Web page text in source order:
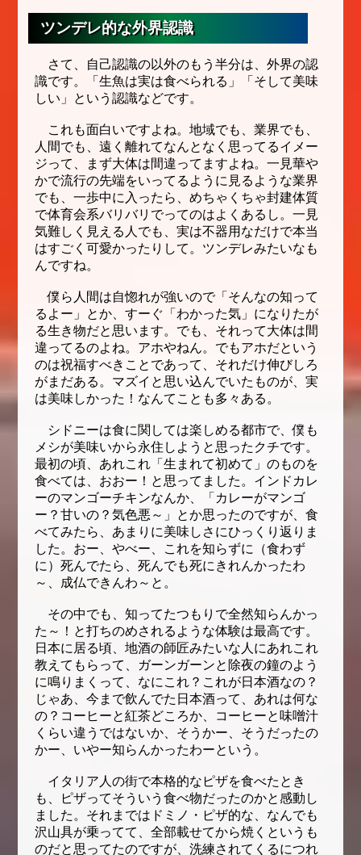
ツンデレ的な外界認識
さて、自己認識の以外のもう半分は、外界の認
識です。「生魚は実は食べられる」「そして美味
しい」という認識などです。
これも面白いですよね。地域でも、業界でも、
人間でも、遠く離れてなんとなく思ってるイメー
ジって、まず大体は間違ってますよね。一見華や
かで流行の先端をいってるように見るような業界
でも、一歩中に入ったら、めちゃくちゃ封建体質
で体育会系バリバリでってのはよくあるし。一見
気難しく見える人でも、実は不器用なだけで本当
はすごく可愛かったりして。ツンデレみたいなも
んですね。
僕ら人間は自惚れが強いので「そんなの知って
るよー」とか、すーぐ「わかった気」になりたが
る生き物だと思います。でも、それって大体は間
違ってるのよね。アホやねん。でもアホだという
のは祝福すべきことであって、それだけ伸びしろ
がまだある。マズイと思い込んでいたものが、実
は美味しかった！なんてことも多々ある。
シドニーは食に関しては楽しめる都市で、僕も
メシが美味いから永住しようと思ったクチです。
最初の頃、あれこれ「生まれて初めて」のものを
食べては、おおー！と思ってました。インドカレ
ーのマンゴーチキンなんか、「カレーがマンゴ
ー？甘いの？気色悪～」とか思ったのですが、食
べてみたら、あまりに美味しさにひっくり返りま
した。おー、やべー、これを知らずに（食わず
に）死んでたら、死んでも死にきれんかったわ
～、成仏できんわ～と。
その中でも、知ってたつもりで全然知らんかっ
た～！と打ちのめされるような体験は最高です。
日本に居る頃、地酒の師匠みたいな人にあれこれ
教えてもらって、ガーンガーンと除夜の鐘のよう
に鳴りまくって、なにこれ？これが日本酒なの？
じゃあ、今まで飲んでた日本酒って、あれは何な
の？コーヒーと紅茶どころか、コーヒーと味噌汁
くらい違うではないか、そうかー、そうだったの
かー、いやー知らんかったわーという。
イタリア人の街で本格的なピザを食べたとき
も、ピザってそういう食べ物だったのかと感動し
ました。それまではドミノ・ピザ的な、なんでも
沢山具が乗ってて、全部載せてから焼くというも
のだと思ってたのですが、洗練されてくるにつれ